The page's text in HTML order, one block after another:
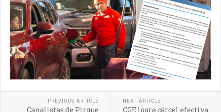
PREVIOUS ARTICLE
Canalistas de Pirque
NEXT ARTICLE
CGE logra cárcel efectiva